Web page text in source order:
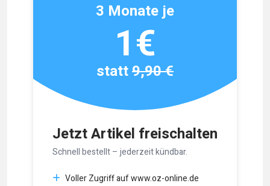
Jetzt Artikel freischalten
Schnell bestellt – jederzeit kündbar.
Voller Zugriff auf www.oz-online.de
3 Monate je
1€
statt9,90 €